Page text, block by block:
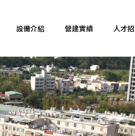
設備介紹 營建實績 人才